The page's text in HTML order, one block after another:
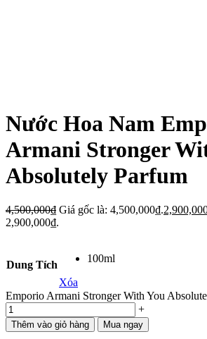
Nước Hoa Nam
Armani Stronger
Absolutely Parfum
4,500,000₫ Giá gốc là: 4,500,000₫.
2,900,000₫.
Dung Tích
100ml
Xóa
Emporio Armani Stronger With You
+
Thêm vào giỏ hàng Mua ngay